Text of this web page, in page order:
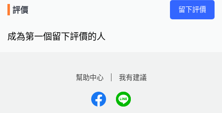
評價 留下評價
成為第一個留下評價的人
幫助中心 我有建議